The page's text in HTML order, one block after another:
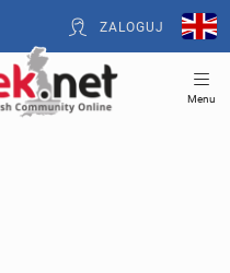
ZALOGUJ
Menu